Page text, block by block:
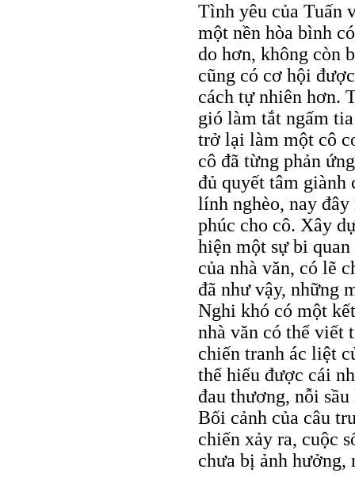
Tình yêu của Tuấn
một nền hòa bình
do hơn, không còn
cũng có cơ hội
cách tự nhiên hơn.
gió làm tắt ngấm
trở lại làm một cô
cô đã từng phản
đủ quyết tâm
lính nghèo, nay
phúc cho cô. Xây
hiện một sự bi
của nhà văn, có lẽ
đã như vậy, những
Nghi khó có một
nhà văn có thể viết
chiến tranh ác liệt
thể hiểu được cái
đau thương, nỗi
Bối cảnh của câu
chiến xảy ra, cuộc
chưa bị ảnh hưởng,